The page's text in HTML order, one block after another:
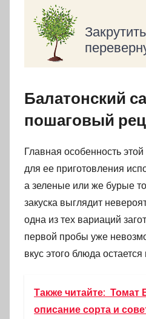
Балатонский
пошаговый
Главная особенность этой
для ее приготовления
а зеленые или же бурые
закуска выглядит
одна из тех вариаций
первой пробы уже
вкус этого блюда
Также читайте: Томат
описание сорта и